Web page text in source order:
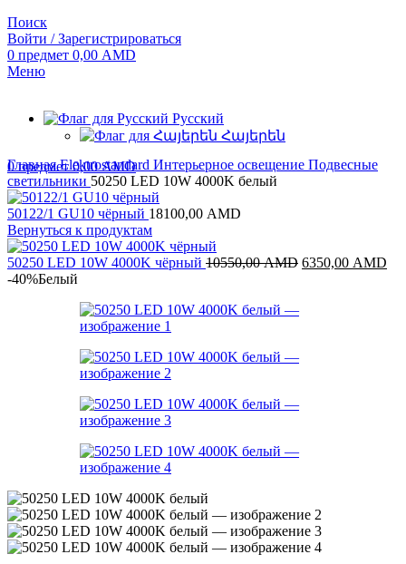
Поиск
Войти / Зарегистрироваться
0 предмет 0,00 AMD
Меню
Русский
Հայերեն
0предмет 0,00AMD
ГлавнаяElektrostandard Интерьерное освещение Подвесные
светильники 50250 LED 10W 4000K белый
50122/1 GU10 чёрный 18100,00 AMD
Вернуться к продуктам
50250 LED 10W 4000K чёрный 10550,00AMD Первоначальная
6350,00 AMD
-40%Белый